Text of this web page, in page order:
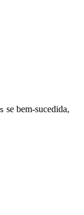
se bem-sucedida,